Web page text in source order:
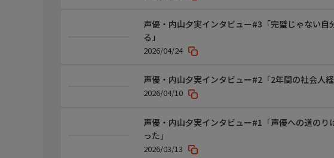
エンディングテーマ：「New Walk」紫今
アニメーション制作：音シグナル・エムディ/ Production I.G
https://www.bs4.jp/ eren-anime/
声優・内山夕実インタビュー#3「完璧じゃない
る」
2026/04/24
声優・内山夕実インタビュー#2「2年間の社会人
2026/04/10
声優・内山夕実インタビュー#1「声優への道の
った」
2026/03/13